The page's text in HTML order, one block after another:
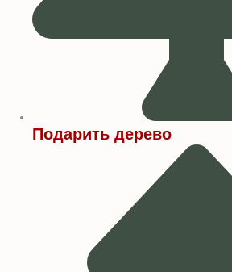
Подарить дерево